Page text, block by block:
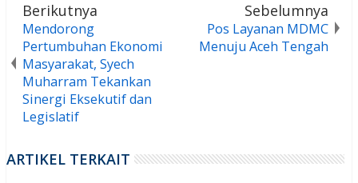
Berikutnya
Mendorong
Pertumbuhan Ekonomi
Masyarakat, Syech
Muharram Tekankan
Sinergi Eksekutif dan
Legislatif
Sebelumnya
Pos Layanan MDMC
Menuju Aceh Tengah
ARTIKEL TERKAIT